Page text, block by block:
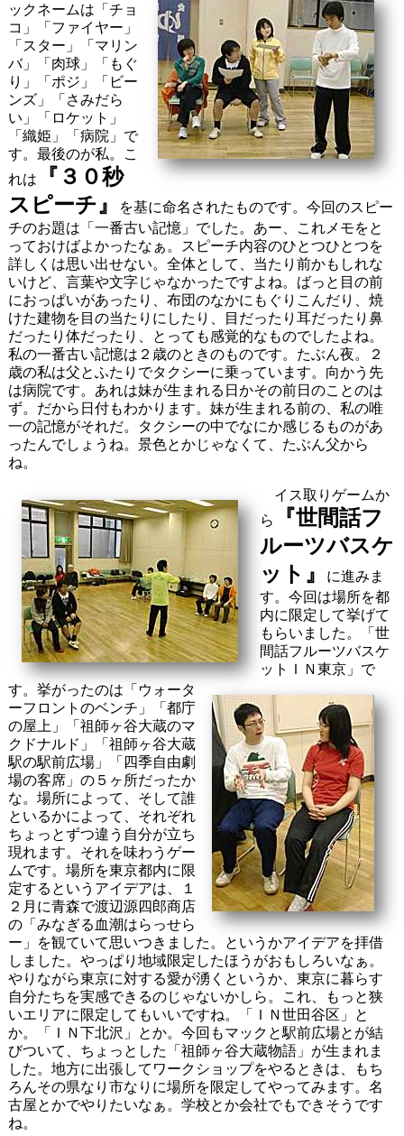
ックネームは「チョ
コ」「ファイヤー」
「スター」「マリン
バ」「肉球」「もぐ
り」「ポジ」「ビー
ンズ」「さみだら
い」「ロケット」
「織姫」「病院」で
す。最後のが私。こ
れは
『 ３０秒
スピーチ』
を基に命名されたものです。今回のスピー
チのお題は「一番古い記憶」でした。あー、これメモをと
っておけばよかったなぁ。スピーチ内容のひとつひとつを
詳しくは思い出せない。全体として、当たり前かもしれな
いけど、言葉や文字じゃなかったですよね。ばっと目の前
におっぱいがあったり、布団のなかにもぐりこんだり、焼
けた建物を目の当たりにしたり、目だったり耳だったり鼻
だったり体だったり、とっても感覚的なものでしたよね。
私の一番古い記憶は２歳のときのものです。たぶん夜。２
歳の私は父とふたりでタクシーに乗っています。向かう先
は病院です。あれは妹が生まれる日かその前日のことのは
ず。だから日付もわかります。妹が生まれる前の、私の唯
一の記憶がそれだ。タクシーの中でなにか感じるものがあ
ったんでしょうね。景色とかじゃなくて、たぶん父から
ね。
イス取りゲームか
ら
『世間話フ
ルーツバスケ
ット 』
に進みま
す。今回は場所を都
内に限定して挙げて
もらいました。「世
間話フルーツバスケ
ットＩＮ東京」で
す。挙がったのは「ウォータ
ーフロントのベンチ」「都庁
の屋上」「祖師ヶ谷大蔵のマ
クドナルド」「祖師ヶ谷大蔵
駅の駅前広場」「四季自由劇
場の客席」の５ヶ所だったか
な。場所によって、そして誰
といるかによって、それぞれ
ちょっとずつ違う自分が立ち
現れます。それを味わうゲー
ムです。場所を東京都内に限
定するというアイデアは、１
２月に青森で渡辺源四郎商店
の「みなぎる血潮はらっせら
ー」を観ていて思いつきました。というかアイデアを拝借
しました。やっぱり地域限定したほうがおもしろいなぁ。
やりながら東京に対する愛が湧くというか、東京に暮らす
自分たちを実感できるのじゃないかしら。これ、もっと狭
いエリアに限定してもいいですね。「ＩＮ世田谷区」と
か。「ＩＮ下北沢」とか。今回もマックと駅前広場とが結
びついて、ちょっとした「祖師ヶ谷大蔵物語」が生まれま
した。地方に出張してワークショップをやるときは、もち
ろんその県なり市なりに場所を限定してやってみます。名
古屋とかでやりたいなぁ。学校とか会社でもできそうです
ね。